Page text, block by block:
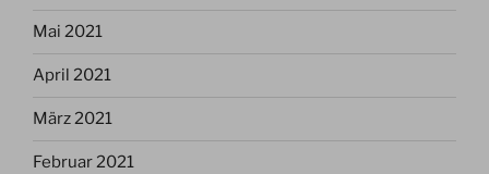
Mai 2021
April 2021
März 2021
Februar 2021